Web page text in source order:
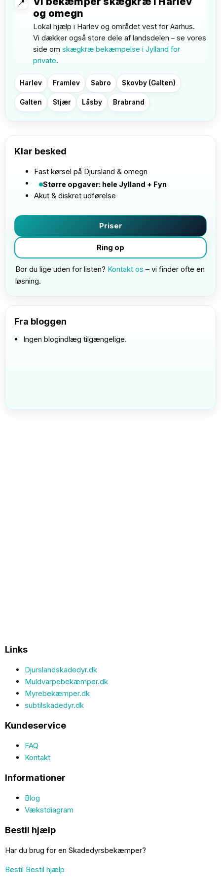
📍
og omegn
Lokal hjælp i Harlev og området vest for Aarhus.
Vi dækker også store dele af landsdelen – se vores
side om skægkræ bekæmpelse i Jylland for
private.
Harlev Framlev Sabro Skovby (Galten)
Galten Stjær Låsby Brabrand
Klar besked
Fast kørsel på Djursland & omegn
Større opgaver: hele Jylland + Fyn
Akut & diskret udførelse
Priser
Ring op
Bor du lige uden for listen? Kontakt os – vi finder ofte en
løsning.
Fra bloggen
Ingen blogindlæg tilgængelige.
Links
Djurslandskadedyr.dk
Muldvarpebekæmper.dk
Myrebekæmper.dk
subtilskadedyr.dk
Kundeservice
FAQ
Kontakt
Informationer
Blog
Vækstdiagram
Bestil hjælp
Har du brug for en Skadedyrsbekæmper?
Bestil Bestil hjælp